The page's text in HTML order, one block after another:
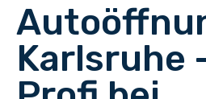
Karlsruhe